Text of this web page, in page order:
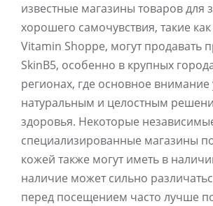
известные магазины товаров для
хорошего самочувствия, такие
Vitamin Shoppe, могут продавать
SkinB5, особенно в крупных
регионах, где основное внимание
натуральным и целостным
здоровья. Некоторые
специализированные магазины
кожей также могут иметь в
наличие может сильно
перед посещением часто лучше